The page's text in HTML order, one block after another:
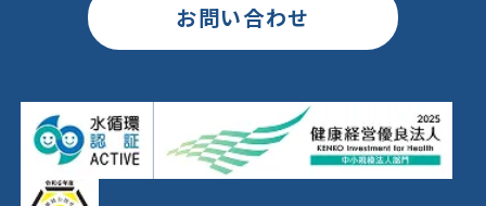
お問い合わせ